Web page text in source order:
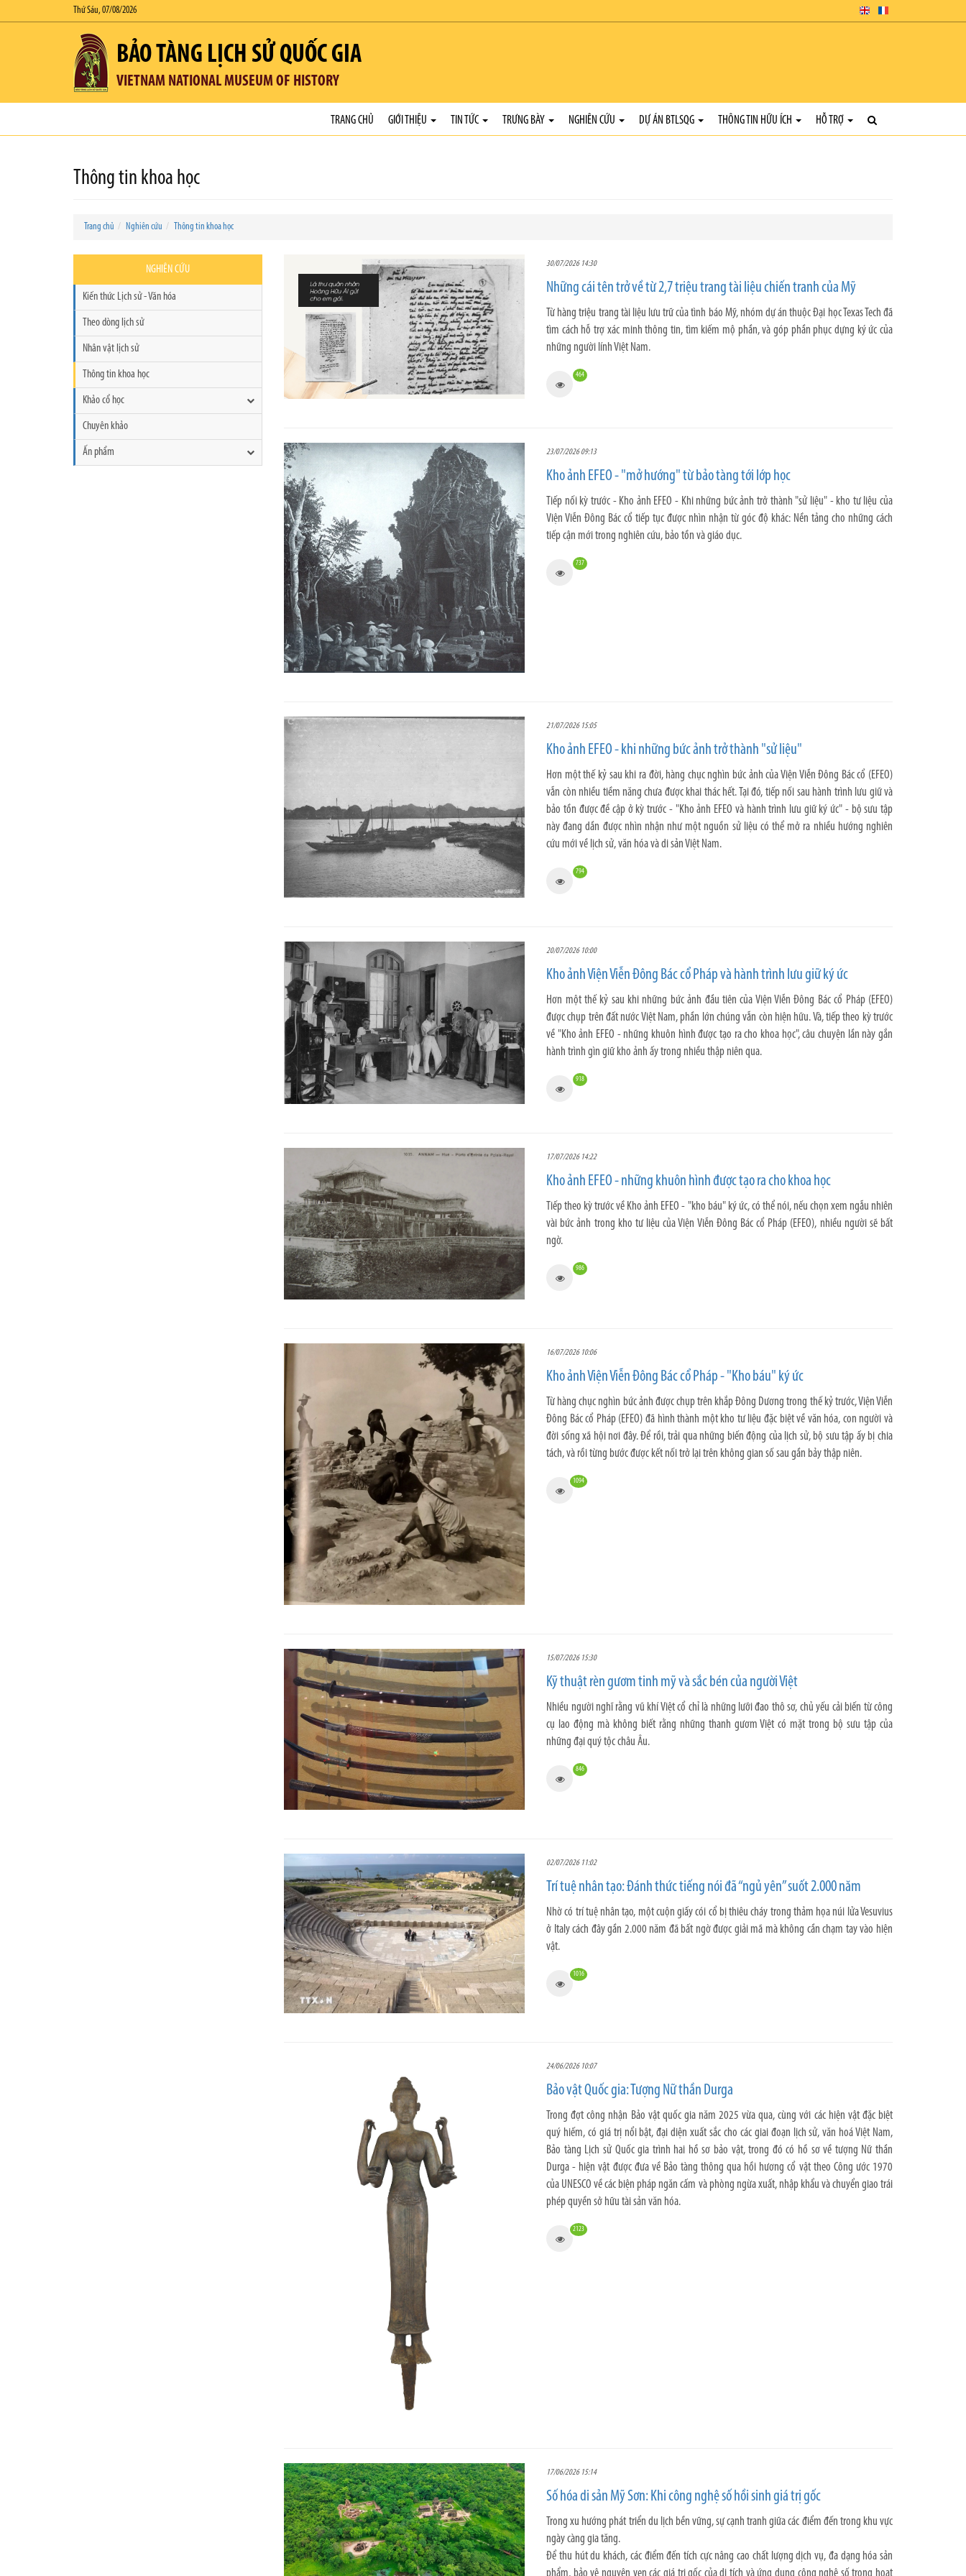
Thứ Sáu, 07/08/2026
BẢO TÀNG LỊCH SỬ QUỐC GIA
VIETNAM NATIONAL MUSEUM OF HISTORY
TRANG CHỦ GIỚI THIỆU TIN TỨC TRƯNG BÀY NGHIÊN CỨU DỰ ÁN BTLSQG THÔNG TIN HỮU ÍCH HỖ TRỢ
Thông tin khoa học
Trang chủ Nghiên cứu Thông tin khoa học
NGHIÊN CỨU
Kiến thức Lịch sử - Văn hóa
Theo dòng lịch sử
Nhân vật lịch sử
Thông tin khoa học
Khảo cổ học
Chuyên khảo
Ấn phẩm
30/07/2026 14:30
Những cái tên trở về từ 2,7 triệu trang tài liệu chiến tranh của Mỹ
Từ hàng triệu trang tài liệu lưu trữ của tình báo Mỹ, nhóm dự án thuộc Đại học Texas Tech đã
tìm cách hỗ trợ xác minh thông tin, tìm kiếm mộ phần, và góp phần phục dựng ký ức của
những người lính Việt Nam.
464
23/07/2026 09:13
Kho ảnh EFEO - "mở hướng" từ bảo tàng tới lớp học
Tiếp nối kỳ trước - Kho ảnh EFEO - Khi những bức ảnh trở thành "sử liệu" - kho tư liệu của
Viện Viễn Đông Bác cổ tiếp tục được nhìn nhận từ góc độ khác: Nền tảng cho những cách
tiếp cận mới trong nghiên cứu, bảo tồn và giáo dục.
737
21/07/2026 15:05
Kho ảnh EFEO - khi những bức ảnh trở thành "sử liệu"
Hơn một thế kỷ sau khi ra đời, hàng chục nghìn bức ảnh của Viện Viễn Đông Bác cổ (EFEO)
vẫn còn nhiều tiềm năng chưa được khai thác hết. Tại đó, tiếp nối sau hành trình lưu giữ và
bảo tồn được đề cập ở kỳ trước - "Kho ảnh EFEO và hành trình lưu giữ ký ức" - bộ sưu tập
này đang dần được nhìn nhận như một nguồn sử liệu có thể mở ra nhiều hướng nghiên
cứu mới về lịch sử, văn hóa và di sản Việt Nam.
794
20/07/2026 10:00
Kho ảnh Viện Viễn Đông Bác cổ Pháp và hành trình lưu giữ ký ức
Hơn một thế kỷ sau khi những bức ảnh đầu tiên của Viện Viễn Đông Bác cổ Pháp (EFEO)
được chụp trên đất nước Việt Nam, phần lớn chúng vẫn còn hiện hữu. Và, tiếp theo kỳ trước
về "Kho ảnh EFEO - những khuôn hình được tạo ra cho khoa học", câu chuyện lần này gắn
hành trình gìn giữ kho ảnh ấy trong nhiều thập niên qua.
918
17/07/2026 14:22
Kho ảnh EFEO - những khuôn hình được tạo ra cho khoa học
Tiếp theo kỳ trước về Kho ảnh EFEO - "kho báu" ký ức, có thể nói, nếu chọn xem ngẫu nhiên
vài bức ảnh trong kho tư liệu của Viện Viễn Đông Bác cổ Pháp (EFEO), nhiều người sẽ bất
ngờ.
986
16/07/2026 10:06
Kho ảnh Viện Viễn Đông Bác cổ Pháp - "Kho báu" ký ức
Từ hàng chục nghìn bức ảnh được chụp trên khắp Đông Dương trong thế kỷ trước, Viện Viễn
Đông Bác cổ Pháp (EFEO) đã hình thành một kho tư liệu đặc biệt về văn hóa, con người và
đời sống xã hội nơi đây. Để rồi, trải qua những biến động của lịch sử, bộ sưu tập ấy bị chia
tách, và rồi từng bước được kết nối trở lại trên không gian số sau gần bảy thập niên.
1094
15/07/2026 15:30
Kỹ thuật rèn gươm tinh mỹ và sắc bén của người Việt
Nhiều người nghĩ rằng vũ khí Việt cổ chỉ là những lưỡi đao thô sơ, chủ yếu cải biến từ công
cụ lao động mà không biết rằng những thanh gươm Việt có mặt trong bộ sưu tập của
những đại quý tộc châu Âu.
846
02/07/2026 11:02
Trí tuệ nhân tạo: Đánh thức tiếng nói đã “ngủ yên” suốt 2.000 năm
Nhờ có trí tuệ nhân tạo, một cuộn giấy cói cổ bị thiêu cháy trong thảm họa núi lửa Vesuvius
ở Italy cách đây gần 2.000 năm đã bất ngờ được giải mã mà không cần chạm tay vào hiện
vật.
1016
24/06/2026 10:07
Bảo vật Quốc gia: Tượng Nữ thần Durga
Trong đợt công nhận Bảo vật quốc gia năm 2025 vừa qua, cùng với các hiện vật đặc biệt
quý hiếm, có giá trị nổi bật, đại diện xuất sắc cho các giai đoạn lịch sử, văn hoá Việt Nam,
Bảo tàng Lịch sử Quốc gia trình hai hồ sơ bảo vật, trong đó có hồ sơ về tượng Nữ thần
Durga - hiện vật được đưa về Bảo tàng thông qua hồi hương cổ vật theo Công ước 1970
của UNESCO về các biện pháp ngăn cấm và phòng ngừa xuất, nhập khẩu và chuyển giao trái
phép quyền sở hữu tài sản văn hóa.
2123
17/06/2026 15:14
Số hóa di sản Mỹ Sơn: Khi công nghệ số hồi sinh giá trị gốc
Trong xu hướng phát triển du lịch bền vững, sự cạnh tranh giữa các điểm đến trong khu vực
ngày càng gia tăng.
Để thu hút du khách, các điểm đến tích cực nâng cao chất lượng dịch vụ, đa dạng hóa sản
phẩm, bảo vệ nguyên vẹn các giá trị gốc của di tích và ứng dụng công nghệ số trong hoạt